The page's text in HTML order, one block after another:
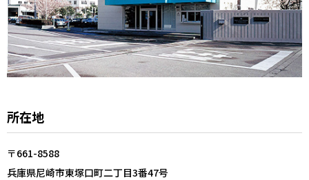
所在地
〒661-8588
兵庫県尼崎市東塚口町二丁目3番47号